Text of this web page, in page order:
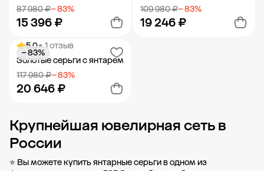
87 980 ₽− 83%
15 396 ₽
Добавить в корзину
109 980 ₽− 83%
19 246 ₽
5.0• 1 отзыв
Золотые серьги с янтарем
117 980 ₽− 83%
20 646 ₽
− 83%
Добавить в корзину
Крупнейшая ювелирная сеть в
России
⭐ Вы можете купить янтарные серьги в одном из